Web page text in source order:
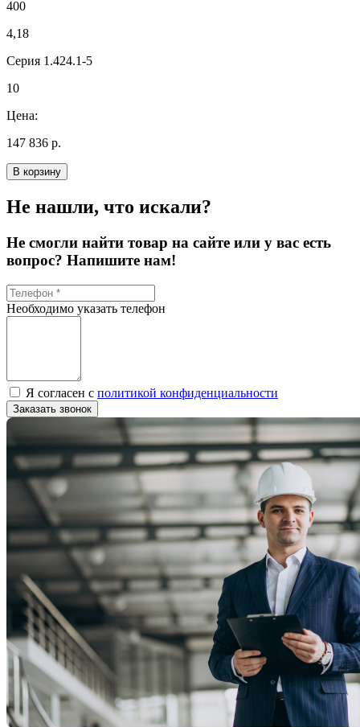
400
4,18
Серия 1.424.1-5
10
Цена:
147 836 р.
В корзину
Не нашли, что искали?
Не смогли найти товар на сайте или у вас есть
вопрос? Напишите нам!
Необходимо указать телефон
Я согласен с политикой конфиденциальности
Заказать звонок